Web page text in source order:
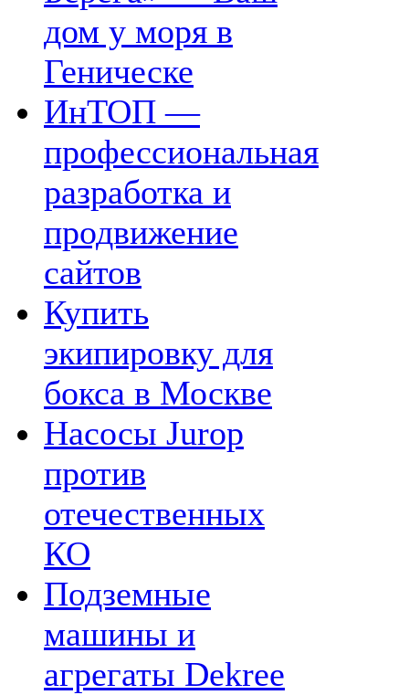
дом у моря в
Геническе
ИнТОП —
профессиональная
разработка и
продвижение
сайтов
Купить
экипировку для
бокса в Москве
Насосы Jurop
против
отечественных
КО
Подземные
машины и
агрегаты Dekree